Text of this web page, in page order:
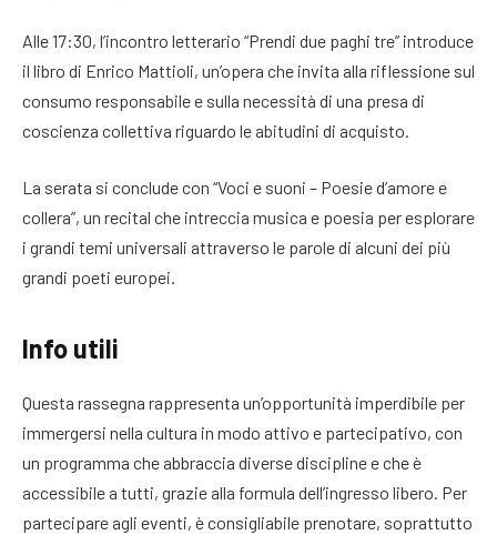
Alle 17:30, l’incontro letterario “Prendi due paghi tre” introduce
il libro di Enrico Mattioli, un’opera che invita alla riflessione sul
consumo responsabile e sulla necessità di una presa di
coscienza collettiva riguardo le abitudini di acquisto.
La serata si conclude con “Voci e suoni – Poesie d’amore e
collera”, un recital che intreccia musica e poesia per esplorare
i grandi temi universali attraverso le parole di alcuni dei più
grandi poeti europei.
Info utili
Questa rassegna rappresenta un’opportunità imperdibile per
immergersi nella cultura in modo attivo e partecipativo, con
un programma che abbraccia diverse discipline e che è
accessibile a tutti, grazie alla formula dell’ingresso libero. Per
partecipare agli eventi, è consigliabile prenotare, soprattutto